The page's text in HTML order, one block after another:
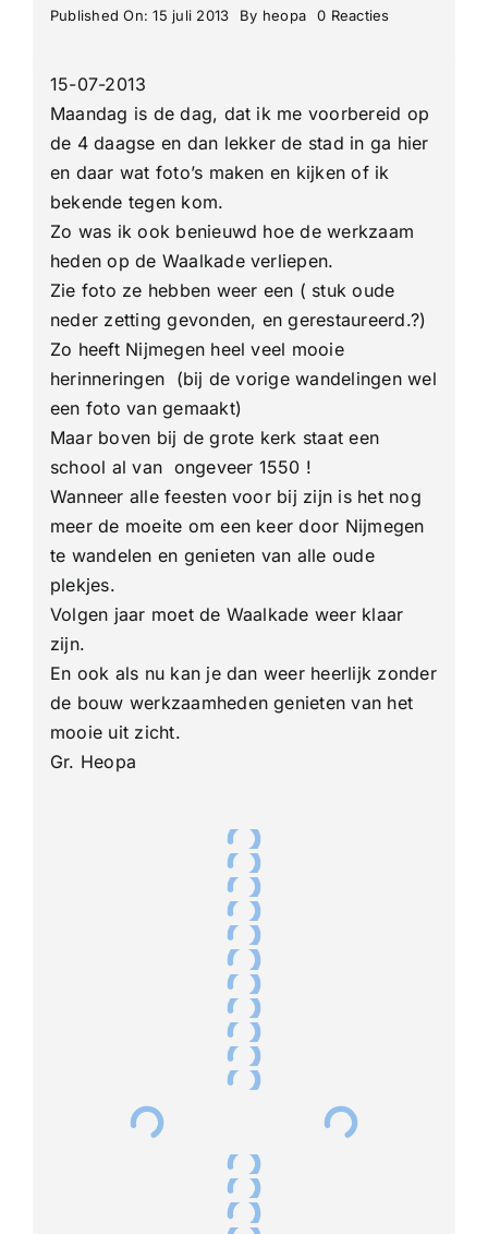
Published On: 15 juli 2013 By heopa 0 Reactieson
Nijmegen
Extra
01
15-07-2013
Maandag is de dag, dat ik me voorbereid op
de 4 daagse en dan lekker de stad in ga hier
en daar wat foto’s maken en kijken of ik
bekende tegen kom.
Zo was ik ook benieuwd hoe de werkzaam
heden op de Waalkade verliepen.
Zie foto ze hebben weer een ( stuk oude
neder zetting gevonden, en gerestaureerd.?)
Zo heeft Nijmegen heel veel mooie
herinneringen (bij de vorige wandelingen wel
een foto van gemaakt)
Maar boven bij de grote kerk staat een
school al van ongeveer 1550 !
Wanneer alle feesten voor bij zijn is het nog
meer de moeite om een keer door Nijmegen
te wandelen en genieten van alle oude
plekjes.
Volgen jaar moet de Waalkade weer klaar
zijn.
En ook als nu kan je dan weer heerlijk zonder
de bouw werkzaamheden genieten van het
mooie uit zicht.
Gr. Heopa